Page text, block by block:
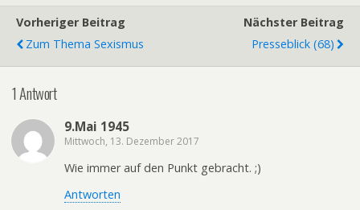
Vorheriger Beitrag
Zum Thema Sexismus
Nächster Beitrag
Presseblick (68)
1 Antwort
9.Mai 1945
Mittwoch, 13. Dezember 2017
Wie immer auf den Punkt gebracht. ;)
Antworten